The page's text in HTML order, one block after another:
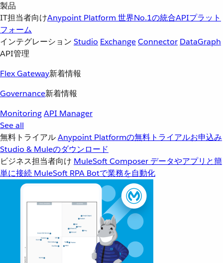
製品
IT担当者向けAnypoint Platform 世界No.1の統合APIプラット
フォーム
インテグレーション Studio ExchangeConnector DataGraph
API管理
Flex Gateway新着情報
Governance新着情報
MonitoringAPI Manager
See all
無料トライアルAnypoint Platformの無料トライアルお申込み
Studio & Muleのダウンロード
ビジネス担当者向け MuleSoft Composer データやアプリと簡
単に接続 MuleSoft RPA Botで業務を自動化